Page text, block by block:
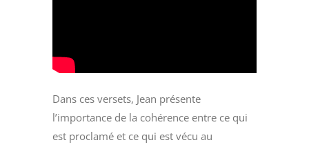
Dans ces versets, Jean présente
l’importance de la cohérence entre ce qui
est proclamé et ce qui est vécu au